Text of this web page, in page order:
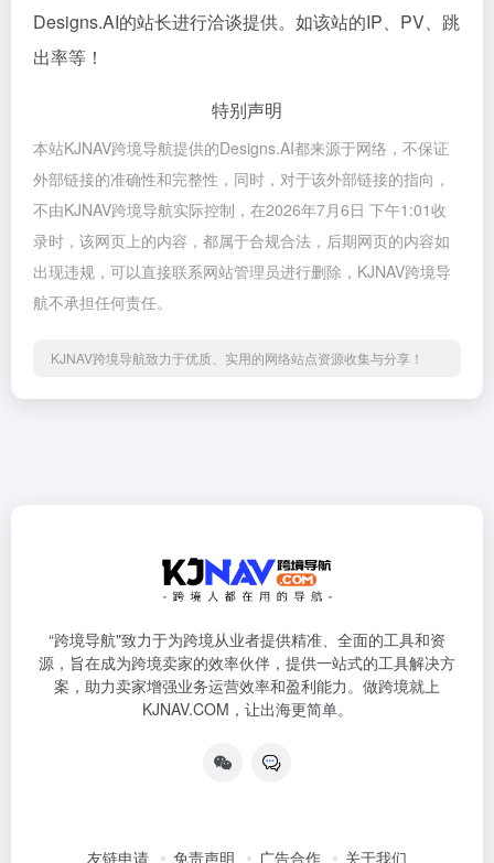
Designs.AI的站长进行洽谈提供。如该站的IP、PV、跳
出率等！
特别声明
本站KJNAV跨境导航提供的Designs.AI都来源于网络，不保证
外部链接的准确性和完整性，同时，对于该外部链接的指向，
不由KJNAV跨境导航实际控制，在2026年7月6日 下午1:01收
录时，该网页上的内容，都属于合规合法，后期网页的内容如
出现违规，可以直接联系网站管理员进行删除，KJNAV跨境导
航不承担任何责任。
KJNAV跨境导航致力于优质、实用的网络站点资源收集与分享！
“跨境导航"致力于为跨境从业者提供精准、全面的工具和资
源，旨在成为跨境卖家的效率伙伴，提供一站式的工具解决方
案，助力卖家增强业务运营效率和盈利能力。做跨境就上
KJNAV.COM，让出海更简单。
友链申请 免责声明 广告合作 关于我们